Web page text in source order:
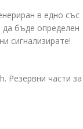
в едно със
бъде определен
сигнализирате!
Резервни части за